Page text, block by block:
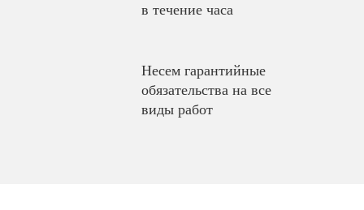
в течение часа
Несем гарантийные
обязательства на все
виды работ